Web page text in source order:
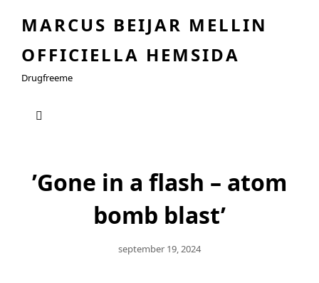
MARCUS BEIJAR MELLIN
OFFICIELLA HEMSIDA
Drugfreeme
’Gone in a flash – atom
bomb blast’
Publicerat
September 19, 2024